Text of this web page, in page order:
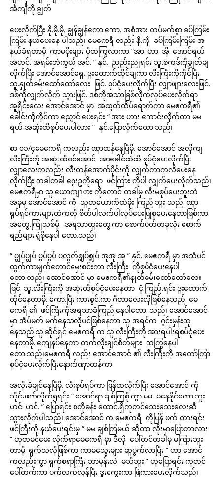
င်္အကျီကို ချွတ်
ပေးလိုက်ပြီး နို.မို.မို. ချွန်ချွန်ကော.ကော. အစုံအား တပ်မက်စွာ ခပ်ကြမ်း
ကြမ်း နယ်ပေးနေ ပါသည်၊ မေဧကရီ လည်း နို.ကို ခပ်ကြမ်းကြမ်း အ
နယ်ခံရတာမို. ကာမပိုးများ ပိုထကြွလာကာ “အာ. ဟာ. အို. အောင်ရယ်
အဟင်. အရမ်းဘဲကွယ် အင်. ” နှင်. ညည်းညုရင်း သူ.စကဒ်ကိုချွတ်ချ
လိုက်ပြီး အောင်အောင်ရှေ. ဒူးထောက်ထိုင်ချကာ လီးကြီးကိုကိုင်ပြီး
သူ.နှုတ်ခမ်းထော်ထော်လေး ဖြင်. စုပ်ငုံပေးလိုက်ပြီး လျှာဖျားလေးဖြင်.
ဒစ်ကိုလျှက်လိုက် သွားဖြင်. ဒစ်ကိုအသာခြစ်လိုက်လုပ်ပေးလိုက်ရာ
အူရိုင်းလေး အောင်အောင် မှာ အထွတ်ထိပ်ရောက်ကာ မေဧကရီ၏
ခေါင်းကိုကိုင်ကာ ညှောင်.ပေးရင်း “ အား ဟား ကောင်းလိုက်တာ မမ
ရယ် အဆုံးထိစုပ်ပေးပါလား ” နှင်.ပြောလိုက်တော.သည်၊
စာ ၀၁/၄မေဧကရီ ကလည်း ဏှာထန်နေပြီမို. အောင်အောင် အလိုကျ
လီးကြီးကို အဆုံးထိဝင်အောင် အာခေါင်ထဲထိ စုပ်ငုံပေးလိုက်ပြီး
လျှာလေးကလည်း လီးတန်အောက်ပိုင်းကို လျှက်ကာကလိပေးနေ
လိုက်ပြီး တခါတခါ ဂွေးဥကိုရော ဖင်ကြား ကိုပါ လျှက်ပေးလိုက်သည်၊
မေဧကရီမှာ သူ.ယောကျၤား ကိုတောင် တခါမှ လီးမစုပ်ပေးဘူးဘဲ
အခုမှ အောင်အောင် ကို သူတယောက်ထဲခိုး ကြည်.ဘူး သည်. ဏှာ
ရုပ်ရှင်ကားများထဲကလို စိတ်ပါလက်ပါလုပ်ပေးပြုစုပေးနေတာဖြစ်ကာ
အတွေ.ကြုံသစ်မို. အရသာထူးတွေ.ကာ စောက်ပတ်တခုလုံး စောက်
ရည်များရွှဲစိုနေပါ တော.သည်၊
“ ပျွပ်ပျွပ် ပွှပ်ပွှပ် ပလွတ်ဈွပ်ဈွပ် အုအု အု ” နှင်. မေဧကရီ မှာ အသံပင်
ထွက်ကာမျက်တောင်မှေးစင်းကာ လီးကြီး ကိုစုပ်ငုံပေးနေပါ
တော.သည်၊ အောင်အောင် မှာ မေဧကရီ၏နှုတ်ခမ်းထော်ထော်လေး
ဖြင်. သူ.လီးကြီးကို အဆုံးထိစုပ်ငုံပေးနေတာ ငုံ.ကြည်.ရင်း ဒူးထောက်
ထိုင်နေတာမို. ကော.ပြီး ကားစွင်.ကာ ဂီတာလေးလိုဖြစ်နေသည်. မေ
ဧကရီ ၏ ဖင်ကြီးကိုအရသာခံကြည်.နေပါတော. သည်၊ အောင်အောင်
မှာ အိပ်မက် မက်နေသလိုပင်ဖြစ်နေကာ သူ အရင်က ဂွင်းမှန်းထု
နေသည်.သူ.ဆိုင်ရှင် မေဧကရီ က သူ.လီးကြီးကို အားရပါးရစပ်ငုံပေး
နေတာမို. ကျေနပ်နေကာ တက်လိုးချင်စိတ်များ ထကြွနေပါ
တော.သည်၊မေဧကရီ လည်း အောင်အောင် ၏ လီးကြီးကို အတော်ကြာ
စုပ်ငုံပေးလိုက်ပြီးနောက်ဏှာထန်ကာ
အလိုးခံချင်နေပြီမို. လီးစုပ်ရပ်ကာ ပြန်ထလိုက်ပြီး အောင်အောင် ကို
သိုင်းဖက်လိုက်၅ရင်း “ အောင်ရာ ချစ်ကြစို.ကွာ မမ မနေနိုင်တော.ဘူး
ဟင်. ဟင်. ” ပြောရင်း စတိုခန်း ထောင်.ရှိကုတင်သေးသေးလေးဆီ
သွားလိုက်ပါသည်၊ အောင်အောင် က မေဧကရီ ကိုပြန် ဖက် ထားရင်း
ဖင်ကြီးကို နယ်ပေးရင်းမှ “ မမ ချစ်ကြမယ် ဆိုတာ လိုးမှာပြောတာလား
” ဟုတမင်မေး လိုက်ရာမေဧကရီ မှာ ဒီလို ပေါ်တင်တခါမှ မကြားဘူး
တာမို. ရှက်သလိုဖြစ်ကာ ကာမသွေးများ ဆူပွက်လာပြီး “ ဟာ အောင်
ကလည်းကွာ ရှက်စရာကြီး ဘာမှန်းလဲ မသိဘူး ” ဟုပြောရင်း ကုတင်
ပေါ်တက်ကာ ပက်လက်လှန်ပြီး ဒူးကွေးကာ ဖြဲကားပေးလိုက်သည်၊